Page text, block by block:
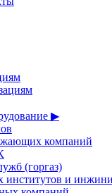
▶
компаний
(горгаз)
институтов и